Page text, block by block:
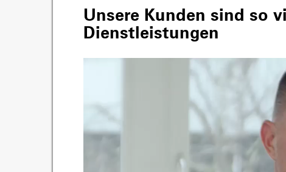
Unsere Kunden sind so
Dienstleistungen